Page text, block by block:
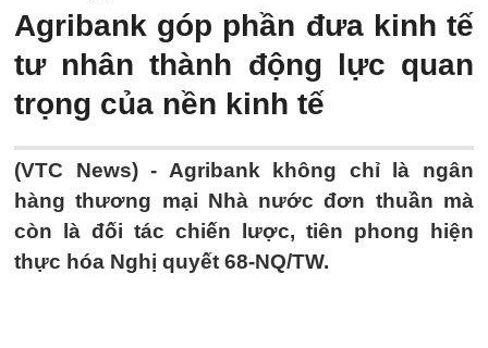
Agribank góp phần đưa kinh tế
tư nhân thành động lực quan
trọng của nền kinh tế
(VTC News) - Agribank không chỉ là ngân
hàng thương mại Nhà nước đơn thuần mà
còn là đối tác chiến lược, tiên phong hiện
thực hóa Nghị quyết 68-NQ/TW.